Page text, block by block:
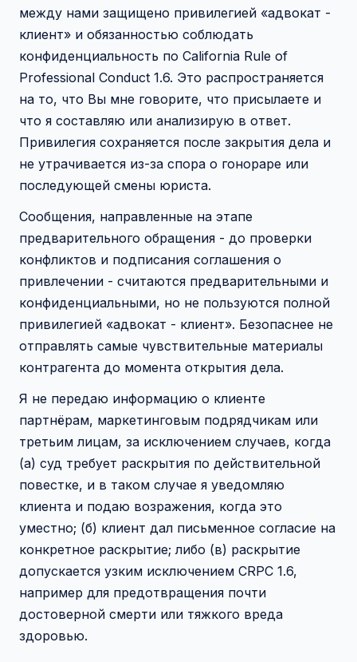
между нами защищено привилегией «адвокат -
клиент» и обязанностью соблюдать
конфиденциальность по California Rule of
Professional Conduct 1.6. Это распространяется
на то, что Вы мне говорите, что присылаете и
что я составляю или анализирую в ответ.
Привилегия сохраняется после закрытия дела и
не утрачивается из-за спора о гонораре или
последующей смены юриста.
Сообщения, направленные на этапе
предварительного обращения - до проверки
конфликтов и подписания соглашения о
привлечении - считаются предварительными и
конфиденциальными, но не пользуются полной
привилегией «адвокат - клиент». Безопаснее не
отправлять самые чувствительные материалы
контрагента до момента открытия дела.
Я не передаю информацию о клиенте
партнёрам, маркетинговым подрядчикам или
третьим лицам, за исключением случаев, когда
(а) суд требует раскрытия по действительной
повестке, и в таком случае я уведомляю
клиента и подаю возражения, когда это
уместно; (б) клиент дал письменное согласие на
конкретное раскрытие; либо (в) раскрытие
допускается узким исключением CRPC 1.6,
например для предотвращения почти
достоверной смерти или тяжкого вреда
здоровью.